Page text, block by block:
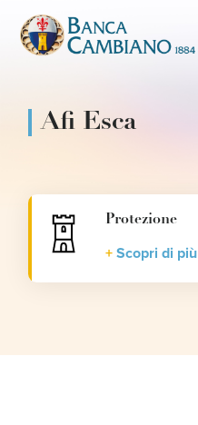
Afi Esca
Protezione
Scopri di più